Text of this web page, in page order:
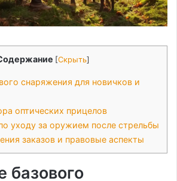
[Скрыть]
снаряжения для новичков и
оптических прицелов
уходу за оружием после стрельбы
заказов и правовые аспекты
базового